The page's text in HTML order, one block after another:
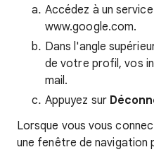
Accédez à un
www.google.com.
Dans l'angle
de votre profil, vos
mail.
Appuyez sur
Lorsque vous vous
une fenêtre de navigation